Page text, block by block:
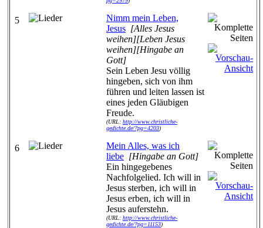
5
Nimm mein Leben,
Jesus [Alles Jesus
weihen][Leben Jesus
weihen][Hingabe an
Gott]
Sein Leben Jesu völlig
hingeben, sich von ihm
führen und leiten lassen ist
eines jeden Gläubigen
Freude.
(URL: http://www.christliche-
gedichte.de/?pg=4203)
6
Mein Alles, was ich
liebe [Hingabe an Gott]
Ein hingegebenes
Nachfolgelied. Ich will in
Jesus sterben, ich will in
Jesus erben, ich will in
Jesus auferstehn.
(URL: http://www.christliche-
gedichte.de/?pg=11153)